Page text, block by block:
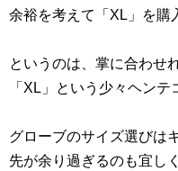
余裕を考えて「XL」を購
というのは、掌に合わせ
「XL」という少々ヘンテ
グローブのサイズ選びは
先が余り過ぎるのも宜し